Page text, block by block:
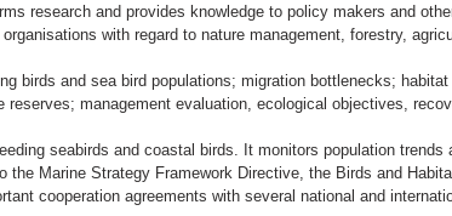
research and provides knowledge to policy makers and
with regard to nature management, forestry,
birds and sea bird populations; migration bottlenecks;
management evaluation, ecological objectives,
seabirds and coastal birds. It monitors population trends
Marine Strategy Framework Directive, the Birds and
cooperation agreements with several national and